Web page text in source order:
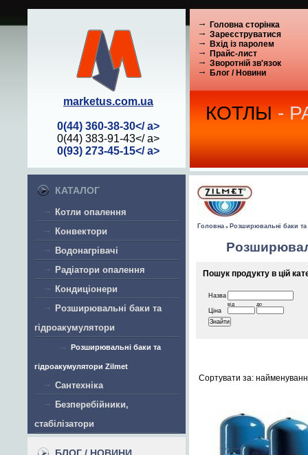
marketus.com.ua
0(44) 360-38-30</ a>
0(44) 383-91-43</ a>
0(93) 273-45-15</ a>
КОТЛЫ -
Головна сторінка
Зареєструватися
Вхід із паролем
Прайс-лист
Зворотній зв'язок
Блог / Новини
КАТАЛОГ
Котли опалення
Конвектори
Водонагрівачі
Радіатори опалення
Кондиціонери
Розширювальні баки та
гідроакумулятори
Розширювальні баки та
гідроакумулятори Zilmet
Сантехніка
Безперебійники,
стабілізатори
Головна » Розширювальні баки та
Пошук продукту в цій
Назва
Ціна
від до
Сортувати за: